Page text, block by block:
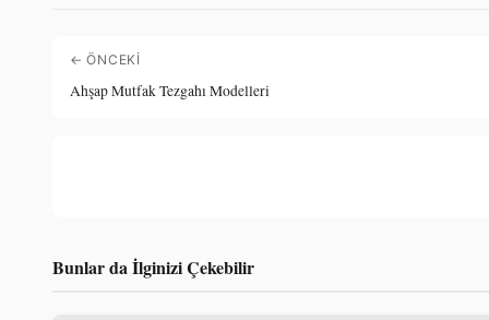
← ÖNCEKI
Ahşap Mutfak Tezgahı Modelleri
Bunlar da İlginizi Çekebilir